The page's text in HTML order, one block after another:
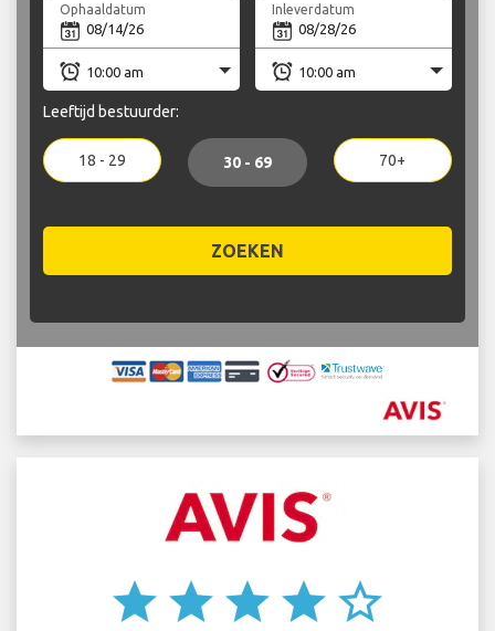
Ophaaldatum Inleverdatum
Leeftijd bestuurder:
18 - 29 30 - 69 70+
ZOEKEN
star star star star star_border